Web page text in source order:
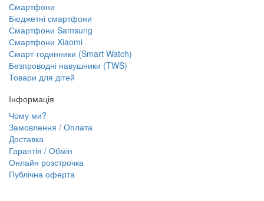
Смартфони
Бюджетні смартфони
Смартфони Samsung
Смартфони Xiaomi
Смарт-годинники (Smart Watch)
Безпроводні навушники (TWS)
Товари для дітей
Інформація
Чому ми?
Замовлення / Оплата
Доставка
Гарантія / Обмін
Онлайн розстрочка
Публічна оферта